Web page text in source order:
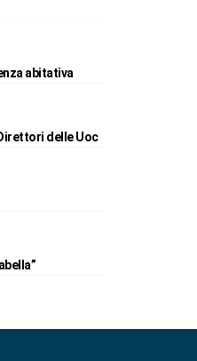
abitativa
delle Uoc